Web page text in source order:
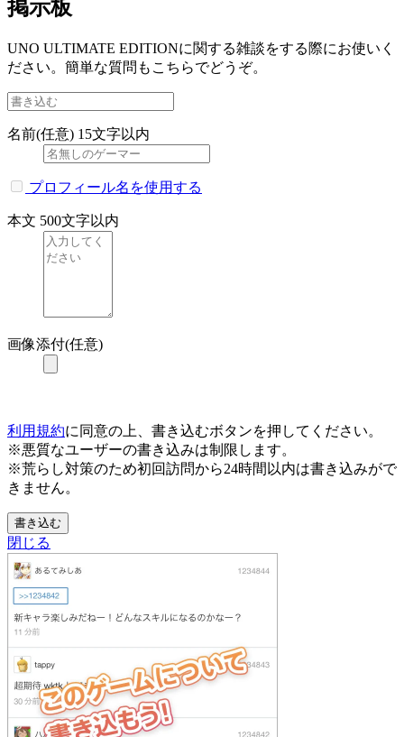
掲示板
UNO ULTIMATE EDITIONに関する雑談をする際にお使いく
ださい。簡単な質問もこちらでどうぞ。
名前(任意) 15文字以内
プロフィール名を使用する
本文 500文字以内
画像添付(任意)
利用規約に同意の上、書き込むボタンを押してください。
※悪質なユーザーの書き込みは制限します。
※荒らし対策のため初回訪問から24時間以内は書き込みがで
きません。
書き込む
閉じる